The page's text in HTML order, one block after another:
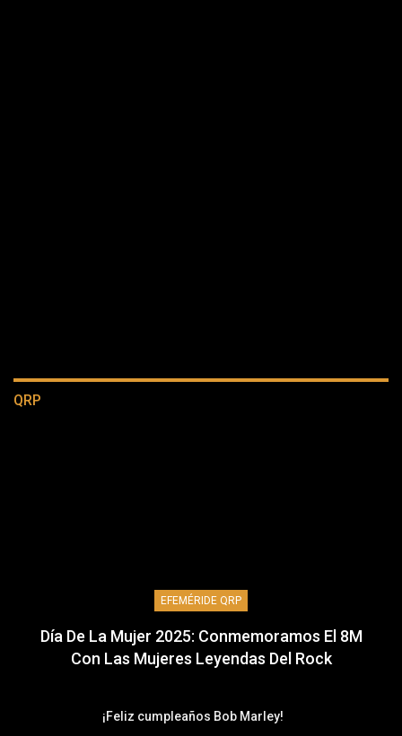
QRP
EFEMÉRIDE QRP
Día De La Mujer 2025: Conmemoramos El 8M
Con Las Mujeres Leyendas Del Rock
¡Feliz cumpleaños Bob Marley!